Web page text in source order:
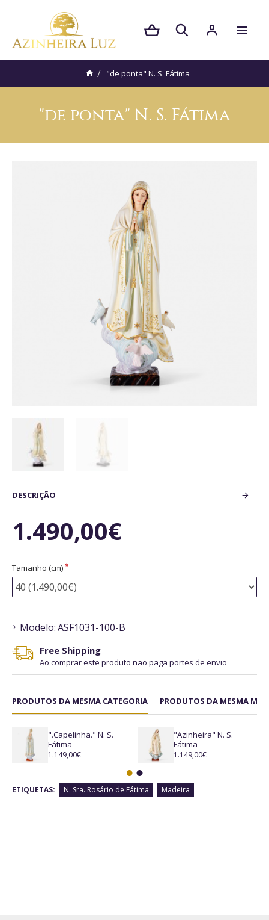
"de ponta" N. S. Fátima
"de ponta" N. S. Fátima
DESCRIÇÃO
Modelo:ASF1031-100-B
1.490,00€
Tamanho (cm)
PRODUTOS DA MESMA CATEGORIA PRODUTOS DA MESMA
".Capelinha." N. S.
Fátima
1.149,00€
"Azinheira" N. S.
Fátima
1.149,00€
Free Shipping
Ao comprar este produto não paga portes de envio
ETIQUETAS: N. Sra. Rosário de Fátima Madeira